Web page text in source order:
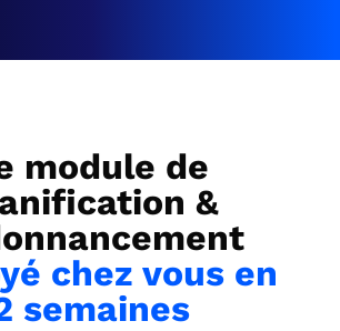
module de
&
chez vous en
semaines